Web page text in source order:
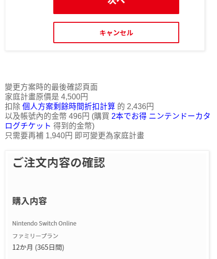
變更方案時的最後確認頁面
家庭計畫原價是 4,500円
扣除 個人方案剩餘時間折扣計算 的 2,436円
以及帳號內的金幣 496円 (購買 2本でお得 ニンテンドーカタ
ログチケット 得到的金幣)
只需要再補 1,940円 即可變更為家庭計畫